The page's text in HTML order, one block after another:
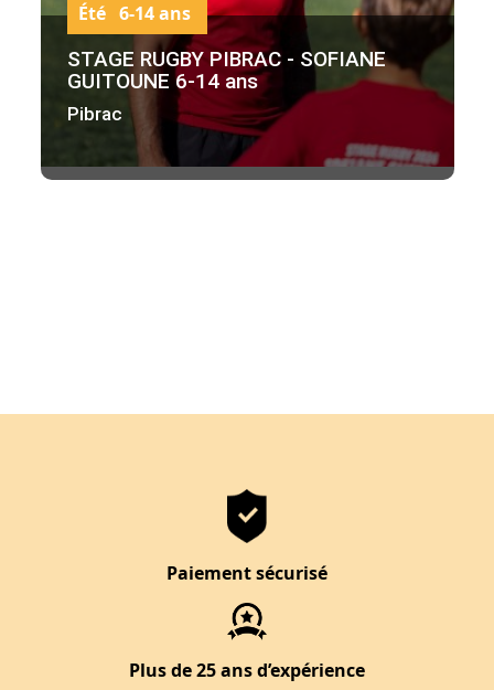
STAGE RUGBY PIBRAC - SOFIANE
GUITOUNE 6-14 ans
Pibrac
Été 6-14 ans
Paiement sécurisé
Plus de 25 ans d’expérience